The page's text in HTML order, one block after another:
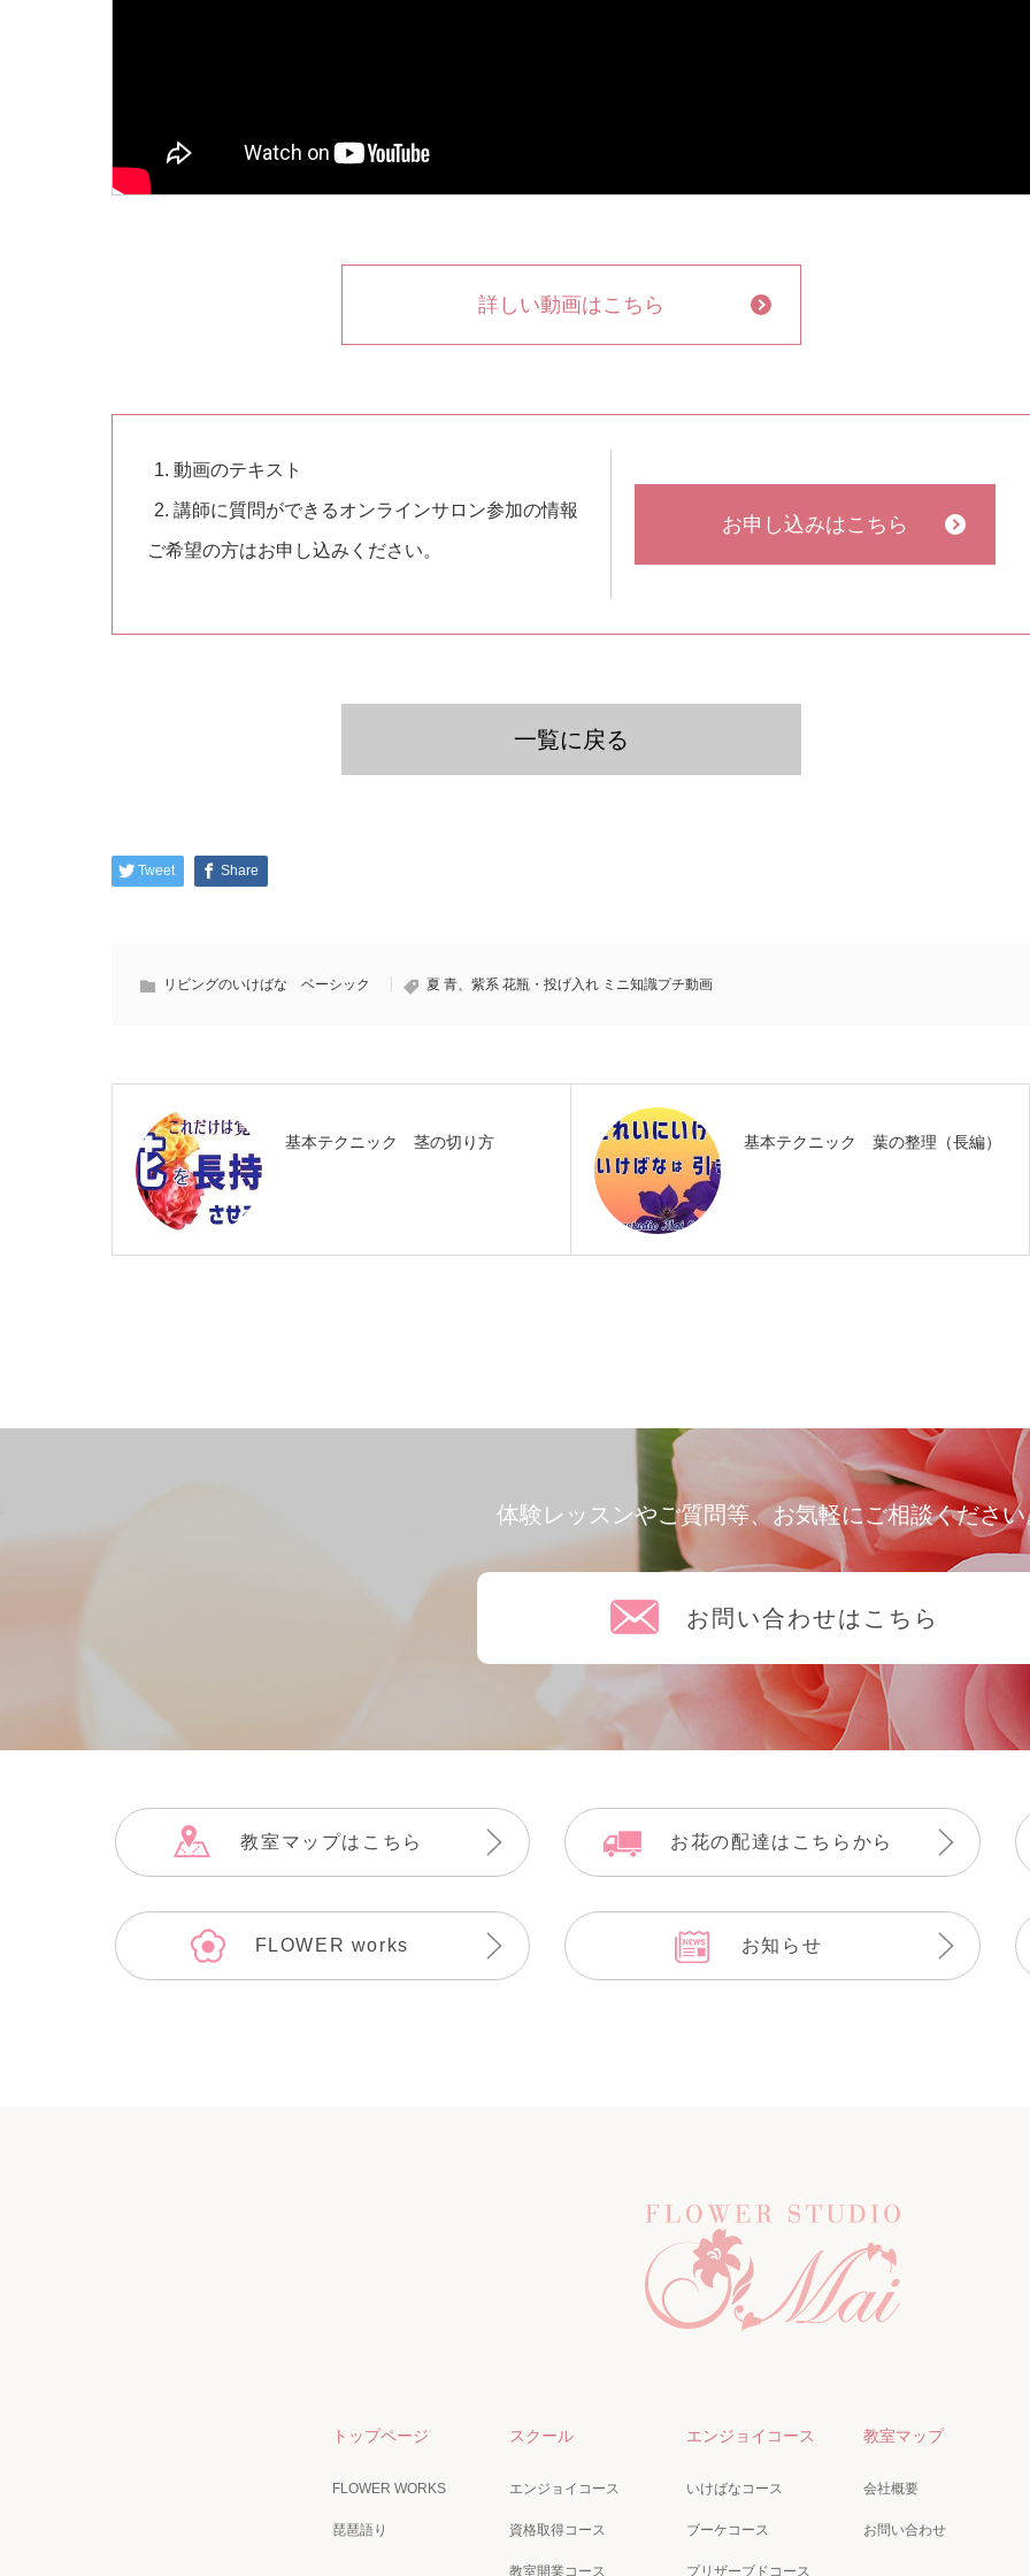
詳しい動画はこちら
動画のテキスト
講師に質問ができるオンラインサロン参加の情報
ご希望の方はお申し込みください。
お申し込みはこちら
一覧に戻る
Tweet Share
リビングのいけばな ベーシック 夏 青、紫系 花瓶・投げ入れ ミニ知識プチ動画
基本テクニック 茎の切り方 基本テクニック 葉の整理（長編）
体験レッスンやご質問等、お気軽にご相談ください
お問い合わせはこちら
教室マップはこちら お花の配達はこちらから
FLOWER works お知らせ
トップページ
FLOWER WORKS
琵琶語り
スクール
エンジョイコース
資格取得コース
教室開業コース
エンジョイコース
いけばなコース
ブーケコース
プリザーブドコース
教室マップ
会社概要
お問い合わせ